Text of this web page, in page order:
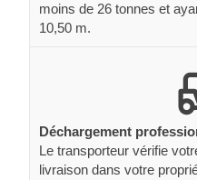
moins de 26 tonnes et
10,50 m.
Déchargement
Le transporteur vérifie
livraison dans votre